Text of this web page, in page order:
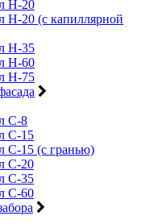
Н-20
Н-20 (с капиллярной
Н-35
Н-60
Н-75
С-8
С-15
С-15 (с гранью)
С-20
С-35
С-60